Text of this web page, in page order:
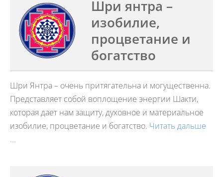
Шри янтра –
изобилие,
процветание и
богатство
Шри Янтра – очень притягательна и могущественна.
Представляет собой воплощение энергии Шакти,
которая дает нам защиту, духовное и материальное
изобилие, процветание и богатство. Читать дальше
...